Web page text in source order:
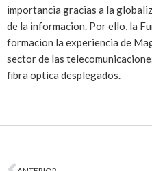
importancia gracias a la
de la informacion. Por ello, la
formacion la experiencia de
sector de las
fibra optica desplegados.